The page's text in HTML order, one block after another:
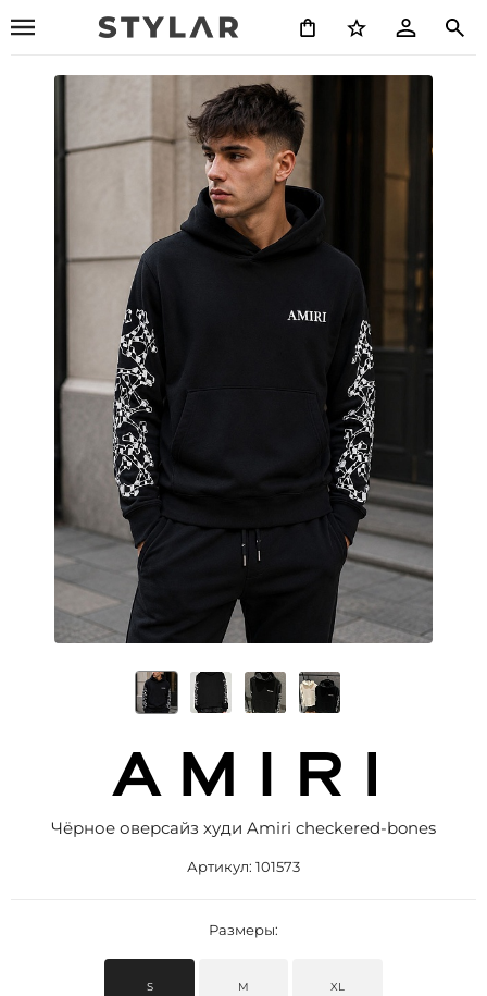
Чёрное оверсайз худи Amiri checkered-bones
Артикул: 101573
Размеры:
S M XL